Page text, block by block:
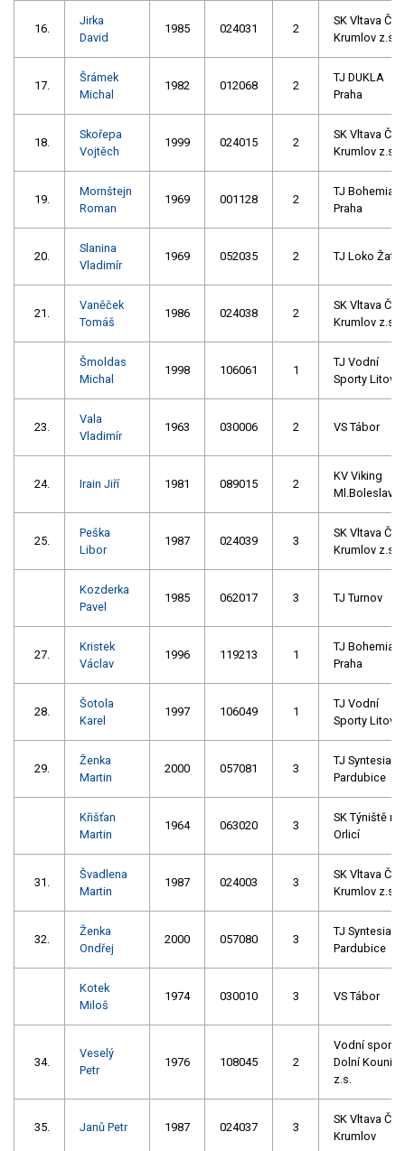
16.
Jirka
David
1985 024031 2
SK Vltava Č.
Krumlov z.s.
17.
Šrámek
Michal
1982 012068 2
TJ DUKLA
Praha
18.
Skořepa
Vojtěch
1999 024015 2
SK Vltava Č.
Krumlov z.s.
19.
Mornštejn
Roman
1969 001128 2
TJ
Praha
20.
Slanina
Vladimír
1969 052035 2 TJ Loko
21.
Vaněček
Tomáš
1986 024038 2
SK Vltava Č.
Krumlov z.s.
Šmoldas
Michal
1998 106061 1
TJ Vodní
Sporty Litovel
23.
Vala
Vladimír
1963 030006 2 VS Tábor
24. Irain Jiří 1981 089015 2
KV Viking
Ml.Boleslav
25.
Peška
Libor
1987 024039 3
SK Vltava Č.
Krumlov z.s.
Kozderka
Pavel
1985 062017 3 TJ Turnov
27.
Kristek
Václav
1996 119213 1
TJ
Praha
28.
Šotola
Karel
1997 106049 1
TJ Vodní
Sporty Litovel
29.
Ženka
Martin
2000 057081 3
TJ Syntesia
Pardubice
Křišťan
Martin
1964 063020 3
SK Týniště
Orlicí
31.
Švadlena
Martin
1987 024003 3
SK Vltava Č.
Krumlov z.s.
32.
Ženka
Ondřej
2000 057080 3
TJ Syntesia
Pardubice
Kotek
Miloš
1974 030010 3 VS Tábor
34.
Veselý
Petr
1976 108045 2
Vodní sporty
Dolní
z.s.
35. Janů Petr 1987 024037 3
SK Vltava Č.
Krumlov